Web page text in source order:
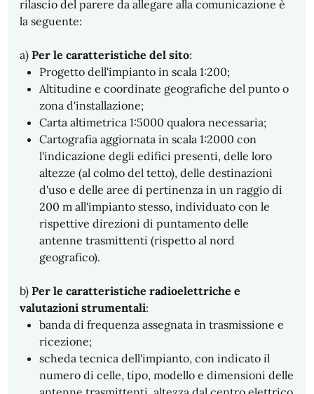
rilascio del parere da allegare alla comunicazione è
la seguente:
a) Per le caratteristiche del sito:
Progetto dell'impianto in scala 1:200;
Altitudine e coordinate geografiche del punto o
zona d'installazione;
Carta altimetrica 1:5000 qualora necessaria;
Cartografia aggiornata in scala 1:2000 con
l'indicazione degli edifici presenti, delle loro
altezze (al colmo del tetto), delle destinazioni
d'uso e delle aree di pertinenza in un raggio di
200 m all'impianto stesso, individuato con le
rispettive direzioni di puntamento delle
antenne trasmittenti (rispetto al nord
geografico).
b) Per le caratteristiche radioelettriche e
valutazioni strumentali:
banda di frequenza assegnata in trasmissione e
ricezione;
scheda tecnica dell'impianto, con indicato il
numero di celle, tipo, modello e dimensioni delle